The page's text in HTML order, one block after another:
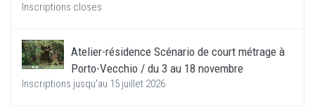
Inscriptions closes
Atelier-résidence Scénario de court métrage à
Porto-Vecchio / du 3 au 18 novembre
Inscriptions jusqu'au 15 juillet 2026